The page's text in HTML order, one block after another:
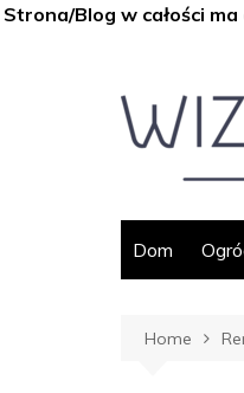
Strona/Blog w całości
Dom
Home